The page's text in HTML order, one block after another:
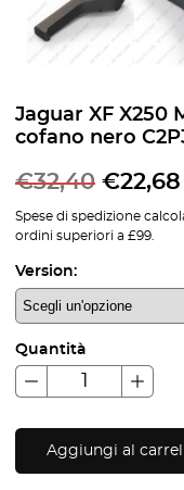
Jaguar XF X250
cofano nero
€32,40 €22,68
Spese di spedizione
ordini superiori a £99.
Version:
Quantità
Aggiungi al